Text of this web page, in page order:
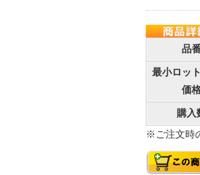
品
最小ロッ
価
購入
※ご注文時